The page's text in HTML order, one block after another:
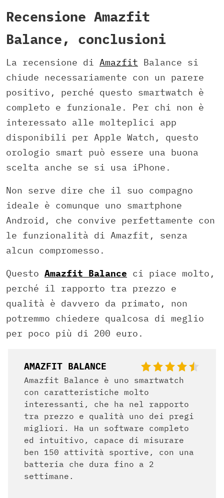
Recensione Amazfit
Balance, conclusioni
La recensione di Amazfit Balance si
chiude necessariamente con un parere
positivo, perché questo smartwatch è
completo e funzionale. Per chi non è
interessato alle molteplici app
disponibili per Apple Watch, questo
orologio smart può essere una buona
scelta anche se si usa iPhone.
Non serve dire che il suo compagno
ideale è comunque uno smartphone
Android, che convive perfettamente con
le funzionalità di Amazfit, senza
alcun compromesso.
Questo Amazfit Balance ci piace molto,
perché il rapporto tra prezzo e
qualità è davvero da primato, non
potremmo chiedere qualcosa di meglio
per poco più di 200 euro.
AMAZFIT BALANCE
Amazfit Balance è uno smartwatch
con caratteristiche molto
interessanti, che ha nel rapporto
tra prezzo e qualità uno dei pregi
migliori. Ha un software completo
ed intuitivo, capace di misurare
ben 150 attività sportive, con una
batteria che dura fino a 2
settimane.